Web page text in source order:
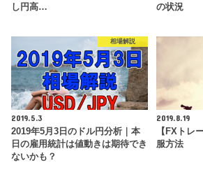
し円高…
の状況
相場解説
2019.5.3
2019年5月3日のドル円分析｜本
日の雇用統計は値動きは期待でき
ないかも？
2019.8.19
【FXトレ
服方法